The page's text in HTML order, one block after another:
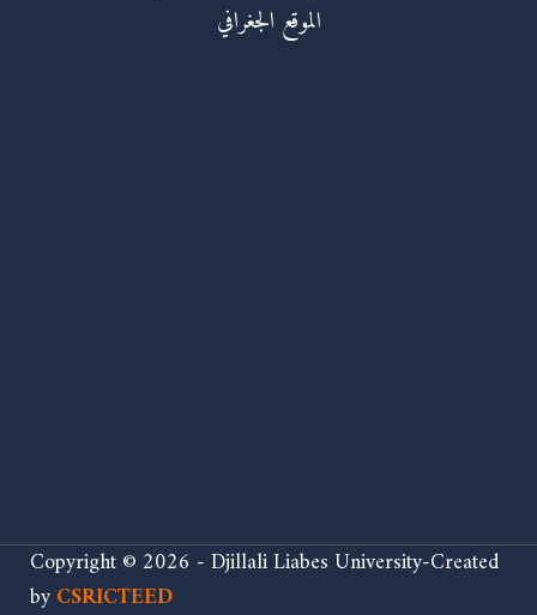
الموقع الجغرافي
Copyright © 2026 - Djillali Liabes University-Created
byCSRICTEED